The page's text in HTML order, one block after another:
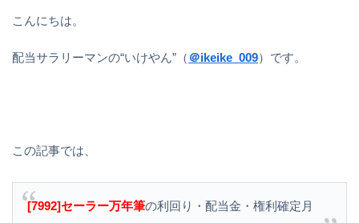
こんにちは。
配当サラリーマンの“いけやん”（ ＠ikeike_009）です。
この記事では、
[7992]セーラー万年筆の利回り・配当金・権利確定月